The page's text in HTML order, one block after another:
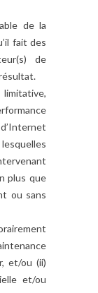
de la
fait des
de
plus que
ou sans
et/ou (ii)
et/ou